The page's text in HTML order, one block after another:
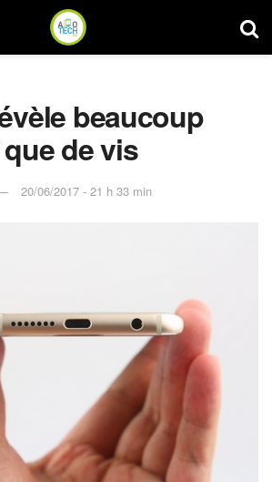
beaucoup
de vis
20/06/2017 - 21 h 33 min